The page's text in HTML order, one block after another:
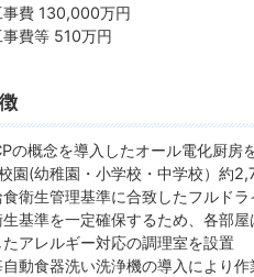
事費 130,000万円
費等 510万円
の概念を導入したオール電化厨房
園(幼稚園・小学校・中学校）約
衛生管理基準に合致したフルド
基準を一定確保するため、各部
アレルギー対応の調理室を設置
自動食器洗い洗浄機の導入により